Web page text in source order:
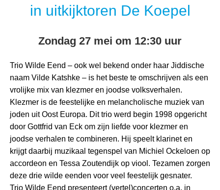
in uitkijktoren De Koepel
Zondag 27 mei om 12:30 uur
Trio Wilde Eend – ook wel bekend onder haar Jiddische
naam Vilde Katshke – is het beste te omschrijven als een
vrolijke mix van klezmer en joodse volksverhalen.
Klezmer is de feestelijke en melancholische muziek van
joden uit Oost Europa. Dit trio werd begin 1998 opgericht
door Gottfrid van Eck om zijn liefde voor klezmer en
joodse verhalen te combineren. Hij speelt klarinet en
krijgt daarbij muzikaal tegenspel van Michiel Ockeloen op
accordeon en Tessa Zoutendijk op viool. Tezamen zorgen
deze drie wilde eenden voor veel feestelijk gesnater.
Trio Wilde Eend presenteert (vertel)concerten o.a. in